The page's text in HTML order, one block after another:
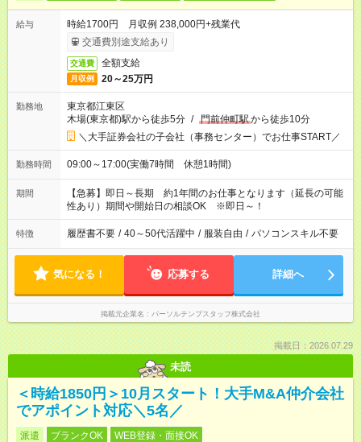
給与
時給1700円 月収例 238,000円+残業代
交通費別途支給あり
交通費 全額支給
月収例 20～25万円
勤務地
東京都江東区
木場(東京都)駅から徒歩5分 / 門前仲町駅から徒歩10分
＼大手証券会社の子会社（事務センター）でお仕事START／
勤務時間 09:00～17:00(実働7時間 休憩1時間)
期間
【急募】即日～長期 約1年間のお仕事となります（延長の可能
性あり）期間や開始日の相談OK ※即日～！
特徴 履歴書不要 / 40～50代活躍中 / 服装自由 / パソコンスキル不要
気になる！ 応募する 詳細へ
掲載元企業名 パーソルテンプスタッフ株式会社
掲載日：2026.07.29
未読
＜時給1850円＞10月スタート！大手M&A仲介会社
でアポイント対応＼5名／
派遣 ブランクOK WEB登録・面接OK